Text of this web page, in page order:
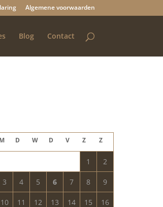
Algemene voorwaarden
Blog Contact
M D W D V Z Z
1 2
3 4 5 6 7 8 9
10 11 12 13 14 15 16